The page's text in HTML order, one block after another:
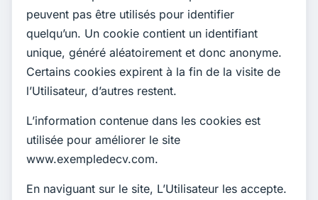
peuvent pas être utilisés pour identifier
quelqu’un. Un cookie contient un identifiant
unique, généré aléatoirement et donc anonyme.
Certains cookies expirent à la fin de la visite de
l’Utilisateur, d’autres restent.
L’information contenue dans les cookies est
utilisée pour améliorer le site
www.exempledecv.com.
En naviguant sur le site, L’Utilisateur les accepte.